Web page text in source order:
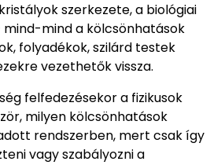
szerkezete, a biológiai
mind a kölcsönhatások
folyadékok, szilárd testek
vezethetők vissza.
felfedezésekor a fizikusok
milyen kölcsönhatások
rendszerben, mert csak így
vagy szabályozni a